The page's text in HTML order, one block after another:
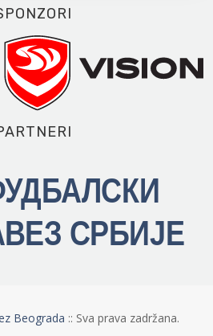
Beograda :: Sva prava zadržana.